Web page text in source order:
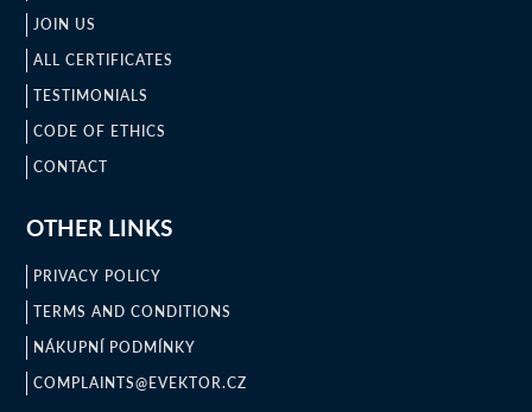
JOIN US
ALL CERTIFICATES
TESTIMONIALS
CODE OF ETHICS
CONTACT
OTHER LINKS
PRIVACY POLICY
TERMS AND CONDITIONS
NÁKUPNÍ PODMÍNKY
COMPLAINTS@EVEKTOR.CZ